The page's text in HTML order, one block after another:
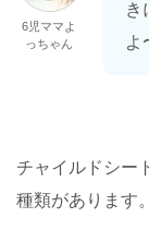
6児ママよ
っちゃん
き
よ
チャイルドシー
種類があります。